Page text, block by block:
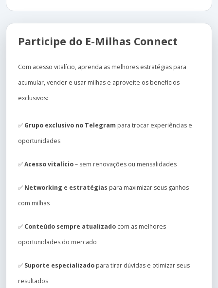
Participe do E-Milhas Connect
Com acesso vitalício, aprenda as melhores estratégias para
acumular, vender e usar milhas e aproveite os benefícios
exclusivos:
✅ Grupo exclusivo no Telegram para trocar experiências e
oportunidades
✅Acesso vitalício– sem renovações ou mensalidades
✅ Networking e estratégias para maximizar seus ganhos
com milhas
✅ Conteúdo sempre atualizado com as melhores
oportunidades do mercado
✅ Suporte especializado para tirar dúvidas e otimizar seus
resultados